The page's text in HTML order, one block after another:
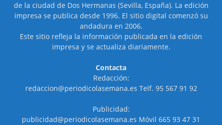
de la ciudad de Dos Hermanas (Sevilla, España). La edición
impresa se publica desde 1996. El sitio digital comenzó su
andadura en 2006.
Este sitio refleja la información publicada en la edición
impresa y se actualiza diariamente.
Contacta
Redacción:
redaccion@periodicolasemana.es Telf. 95 567 91 92
Publicidad:
publicidad@periodicolasemana.es Móvil 665 93 47 31